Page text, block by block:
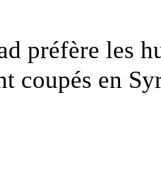
préfère les
coupés en